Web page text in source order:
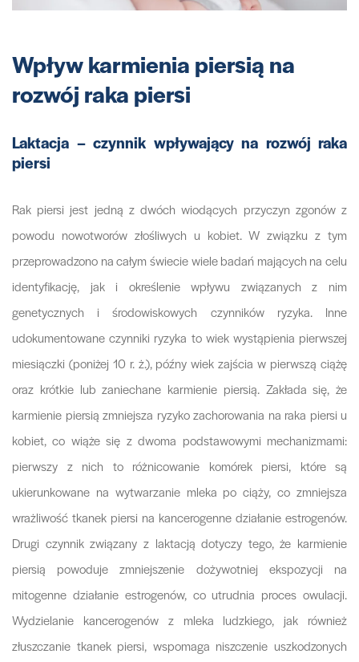
Wpływ karmienia piersią na
rozwój raka piersi
Laktacja – czynnik wpływający na rozwój raka
piersi
Rak piersi jest jedną z dwóch wiodących przyczyn zgonów z
powodu nowotworów złośliwych u kobiet. W związku z tym
przeprowadzono na całym świecie wiele badań mających na celu
identyfikację, jak i określenie wpływu związanych z nim
genetycznych i środowiskowych czynników ryzyka. Inne
udokumentowane czynniki ryzyka to wiek wystąpienia pierwszej
miesiączki (poniżej 10 r. ż.), późny wiek zajścia w pierwszą ciążę
oraz krótkie lub zaniechane karmienie piersią. Zakłada się, że
karmienie piersią zmniejsza ryzyko zachorowania na raka piersi u
kobiet, co wiąże się z dwoma podstawowymi mechanizmami:
pierwszy z nich to różnicowanie komórek piersi, które są
ukierunkowane na wytwarzanie mleka po ciąży, co zmniejsza
wrażliwość tkanek piersi na kancerogenne działanie estrogenów.
Drugi czynnik związany z laktacją dotyczy tego, że karmienie
piersią powoduje zmniejszenie dożywotniej ekspozycji na
mitogenne działanie estrogenów, co utrudnia proces owulacji.
Wydzielanie kancerogenów z mleka ludzkiego, jak również
złuszczanie tkanek piersi, wspomaga niszczenie uszkodzonych